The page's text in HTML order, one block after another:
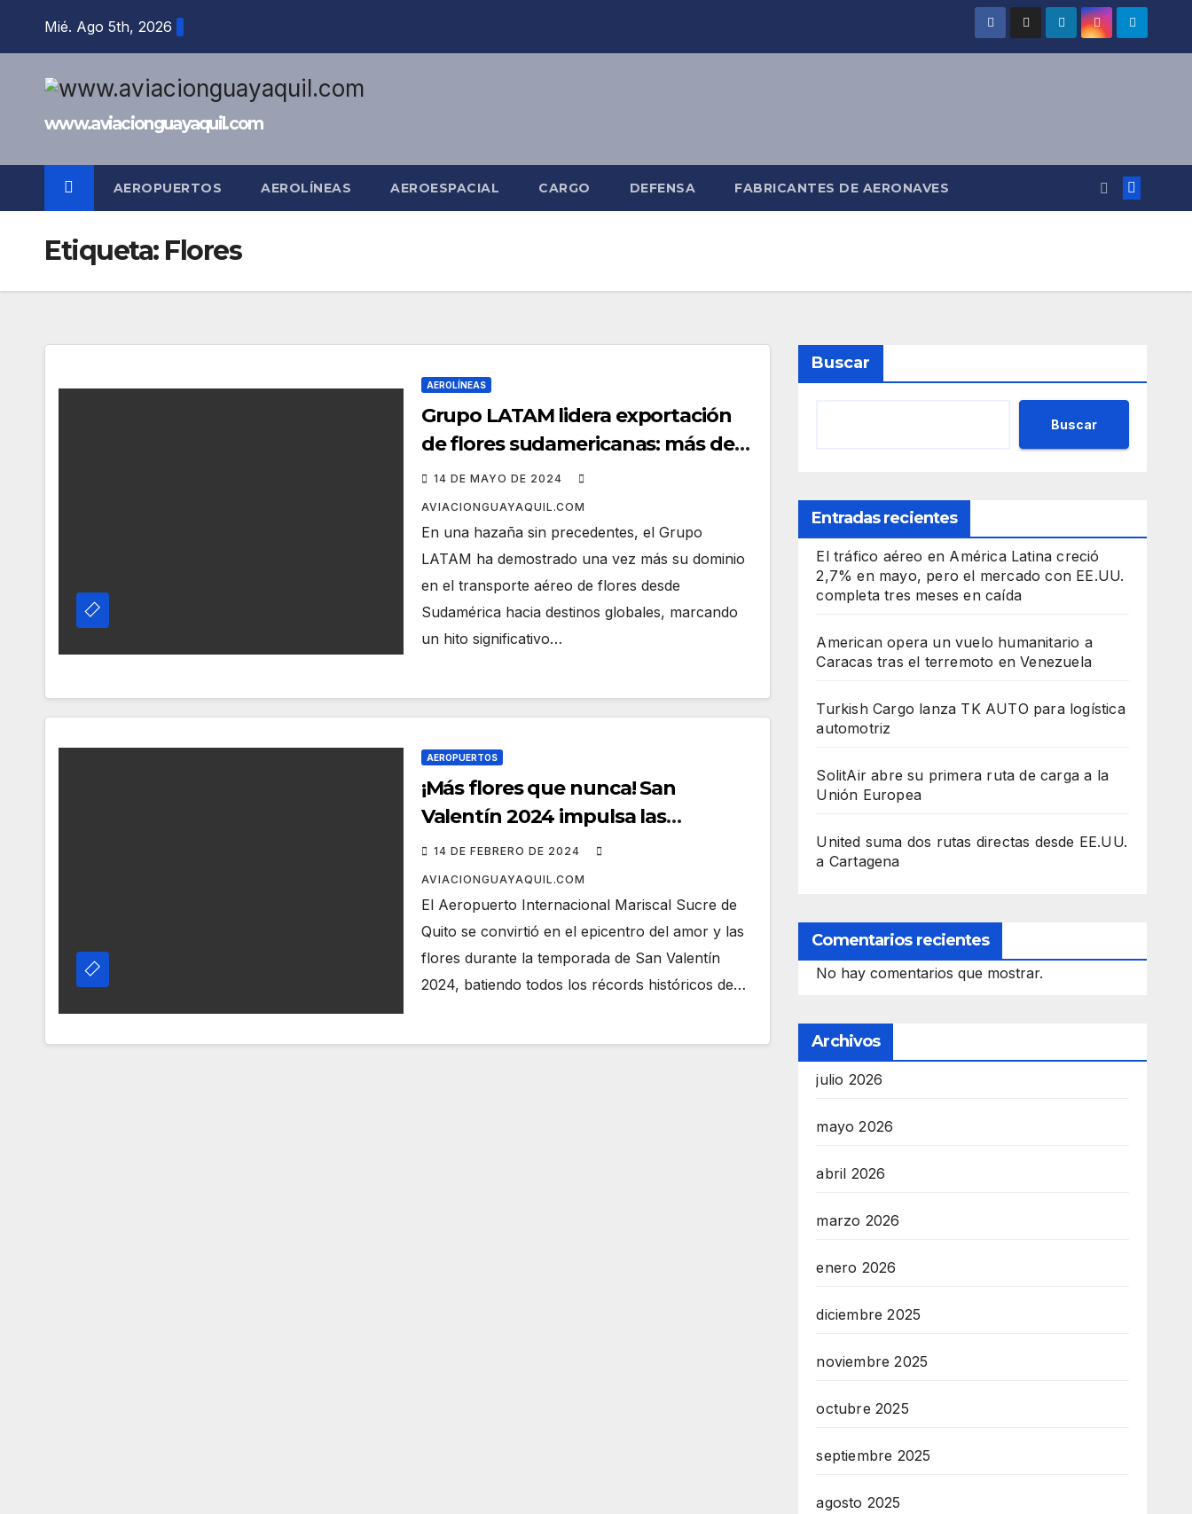
Mié. Ago 5th, 2026
www.aviacionguayaquil.com
AEROPUERTOS AEROLÍNEAS AEROESPACIAL CARGO DEFENSA FABRICANTES DE AERONAVES
Etiqueta: Flores
AEROLÍNEAS
Grupo LATAM lidera exportación
de flores sudamericanas: más de
24,000 toneladas por el Día de la
Madre
14 DE MAYO DE 2024
AVIACIONGUAYAQUIL.COM
En una hazaña sin precedentes, el Grupo
LATAM ha demostrado una vez más su dominio
en el transporte aéreo de flores desde
Sudamérica hacia destinos globales, marcando
un hito significativo…
AEROPUERTOS
¡Más flores que nunca! San
Valentín 2024 impulsa las
exportaciones en el Aeropuerto de
Quito con un récord de 26.466
toneladas
14 DE FEBRERO DE 2024
AVIACIONGUAYAQUIL.COM
El Aeropuerto Internacional Mariscal Sucre de
Quito se convirtió en el epicentro del amor y las
flores durante la temporada de San Valentín
2024, batiendo todos los récords históricos de…
Buscar
Buscar
Entradas recientes
El tráfico aéreo en América Latina creció
2,7% en mayo, pero el mercado con EE.UU.
completa tres meses en caída
American opera un vuelo humanitario a
Caracas tras el terremoto en Venezuela
Turkish Cargo lanza TK AUTO para logística
automotriz
SolitAir abre su primera ruta de carga a la
Unión Europea
United suma dos rutas directas desde EE.UU.
a Cartagena
Comentarios recientes
No hay comentarios que mostrar.
Archivos
julio 2026
mayo 2026
abril 2026
marzo 2026
enero 2026
diciembre 2025
noviembre 2025
octubre 2025
septiembre 2025
agosto 2025